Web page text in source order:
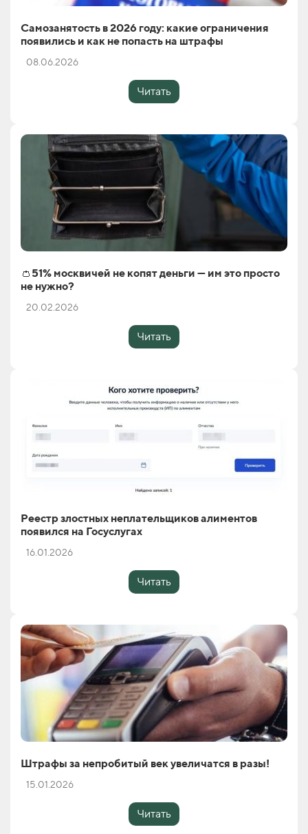
Самозанятость в 2026 году: какие ограничения
появились и как не попасть на штрафы
08.06.2026
Читать
👛51% москвичей не копят деньги — им это просто
не нужно?
20.02.2026
Читать
Реестр злостных неплательщиков алиментов
появился на Госуслугах
16.01.2026
Читать
Штрафы за непробитый век увеличатся в разы!
15.01.2026
Читать